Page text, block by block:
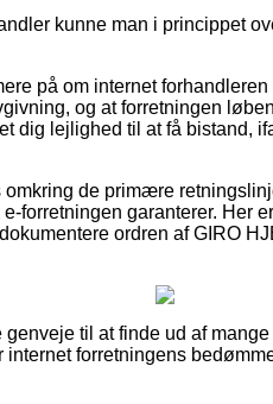
kunne man i princippet
på om internet
og at forretningen
dig lejlighed til at få bistand,
omkring de primære
forretningen garanterer. Her
ordren af GIRO
til at finde ud af
forretningens